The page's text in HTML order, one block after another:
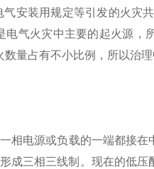
气安装用规定等引发的火灾
电气火灾中主要的起火源，
量占有不小比例，所以治
相电源或负载的一端都接
成三相三线制。现在的低